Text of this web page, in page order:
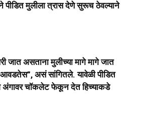
पीडित मुलीला त्रास देणे सुरूच ठेवल्याने
जात असताना मुलीच्या मागे मागे जात
असं सांगितले. यावेळी पीडित
अंगावर चॉकलेट फेकून देत हिच्याकडे